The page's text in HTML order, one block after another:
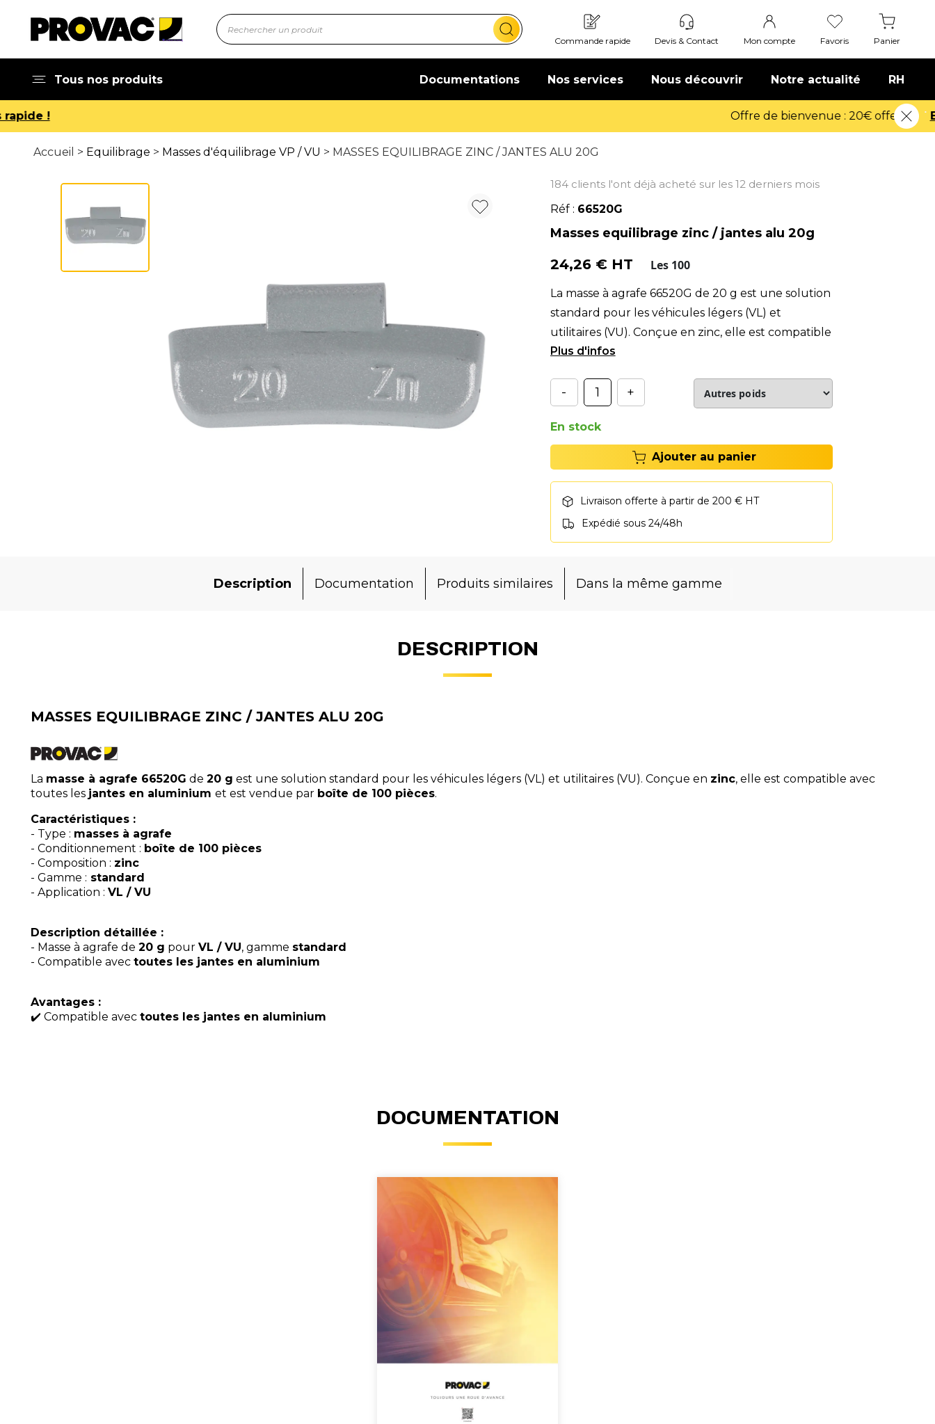
Commande rapide Devis & Contact Mon compte Favoris Panier
Tous nos produits Documentations Nos services Nous découvrir Notre actualité RH
Accueil > Equilibrage > Masses d'équilibrage VP / VU > MASSES EQUILIBRAGE ZINC / JANTES ALU 20G
184 clients l'ont déjà acheté sur les 12 derniers mois
Réf : 66520G
Masses equilibrage zinc / jantes alu 20g
24,26 € HT Les 100
La masse à agrafe 66520G de 20 g est une solution
standard pour les véhicules légers (VL) et
utilitaires (VU). Conçue en zinc, elle est compatible
ave
- +
En stock
Ajouter au panier
Livraison offerte à partir de 200 € HT
Expédié sous 24/48h
Description Documentation Produits similaires Dans la même gamme
DESCRIPTION
MASSES EQUILIBRAGE ZINC / JANTES ALU 20G
La masse à agrafe 66520G de 20 g est une solution standard pour les véhicules légers (VL) et utilitaires (VU). Conçue en zinc, elle est compatible avec
toutes les jantes en aluminium et est vendue par boîte de 100 pièces.
Caractéristiques :
- Type : masses à agrafe
- Conditionnement : boîte de 100 pièces
- Composition : zinc
- Gamme : standard
- Application : VL / VU
Description détaillée :
- Masse à agrafe de 20 g pour VL / VU, gamme standard
- Compatible avec toutes les jantes en aluminium
Avantages :
✔️ Compatible avec toutes les jantes en aluminium
DOCUMENTATION